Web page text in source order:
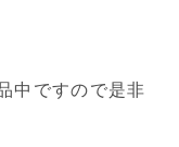
中ですので是非